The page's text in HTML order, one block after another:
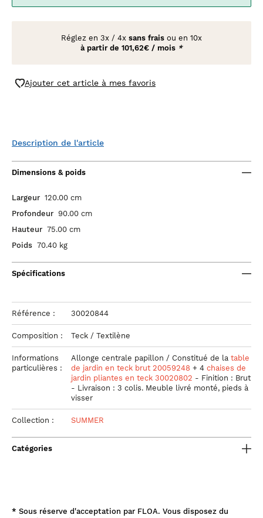
Réglez en 3x / 4x sans frais ou en 10x
à partir de 101,62€ / mois *
Ajouter cet article à mes favoris
Description de l'article
Dimensions & poids
Largeur 120.00 cm
Profondeur 90.00 cm
Hauteur 75.00 cm
Poids 70.40 kg
Spécifications
Référence : 30020844
Composition : Teck / Textilène
Informations
particulières :
Allonge centrale papillon / Constitué de la table
de jardin en teck brut 20059248 + 4 chaises de
jardin pliantes en teck 30020802 - Finition : Brut
- Livraison : 3 colis. Meuble livré monté, pieds à
visser
Collection : SUMMER
Catégories
* Sous réserve d'acceptation par FLOA. Vous disposez du